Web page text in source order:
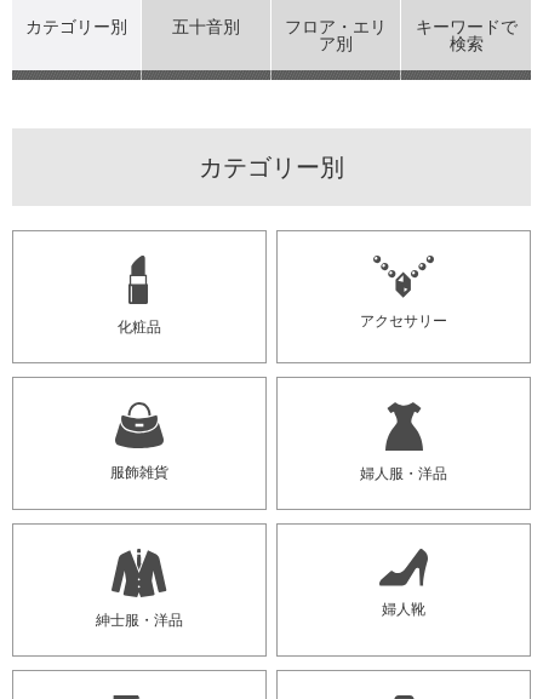
カテゴリー別 五十音別
フロア・エリ
ア別
キーワードで
検索
カテゴリー別
化粧品 アクセサリー
服飾雑貨 婦人服・洋品
紳士服・洋品
婦人靴